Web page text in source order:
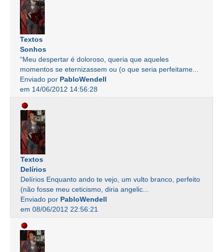
Textos
Sonhos
“Meu despertar é doloroso, queria que aqueles
momentos se eternizassem ou (o que seria perfeitame...
Enviado por PabloWendell
em 14/06/2012 14:56:28
Textos
Delírios
Delírios Enquanto ando te vejo, um vulto branco, perfeito
(não fosse meu ceticismo, diria angelic...
Enviado por PabloWendell
em 08/06/2012 22:56:21